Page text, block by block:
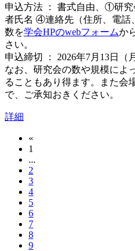
申込方法 ： 書式自由、①研
者氏名 ④連絡先（住所、電
数を学会HPのwebフォームか
さい。
申込締切 ： 2026年7月13日（
なお、研究会の数や規模によ
ることもあり得ます。また会
で、ご承知おきください。
詳細
«
1
...
2
3
4
5
6
7
8
9